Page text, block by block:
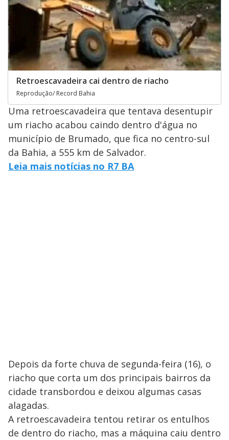
Retroescavadeira cai dentro de riacho
Reprodução/ Record Bahia
Uma retroescavadeira que tentava desentupir
um riacho acabou caindo dentro d'água no
município de Brumado, que fica no centro-sul
da Bahia, a 555 km de Salvador.
Leia mais notícias no R7 BA
Depois da forte chuva de segunda-feira (16), o
riacho que corta um dos principais bairros da
cidade transbordou e deixou algumas casas
alagadas.
A retroescavadeira tentou retirar os entulhos
de dentro do riacho, mas a máquina caiu dentro